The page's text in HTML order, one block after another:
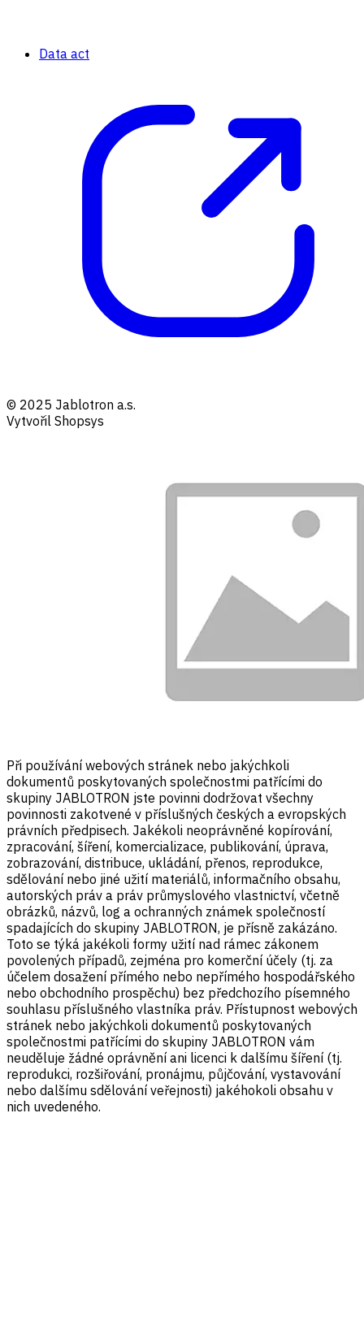
Data act
© 2025 Jablotron a.s.
Vytvořil Shopsys
Při používání webových stránek nebo jakýchkoli
dokumentů poskytovaných společnostmi patřícími do
skupiny JABLOTRON jste povinni dodržovat všechny
povinnosti zakotvené v příslušných českých a evropských
právních předpisech. Jakékoli neoprávněné kopírování,
zpracování, šíření, komercializace, publikování, úprava,
zobrazování, distribuce, ukládání, přenos, reprodukce,
sdělování nebo jiné užití materiálů, informačního obsahu,
autorských práv a práv průmyslového vlastnictví, včetně
obrázků, názvů, log a ochranných známek společností
spadajících do skupiny JABLOTRON, je přísně zakázáno.
Toto se týká jakékoli formy užití nad rámec zákonem
povolených případů, zejména pro komerční účely (tj. za
účelem dosažení přímého nebo nepřímého hospodářského
nebo obchodního prospěchu) bez předchozího písemného
souhlasu příslušného vlastníka práv. Přístupnost webových
stránek nebo jakýchkoli dokumentů poskytovaných
společnostmi patřícími do skupiny JABLOTRON vám
neuděluje žádné oprávnění ani licenci k dalšímu šíření (tj.
reprodukci, rozšiřování, pronájmu, půjčování, vystavování
nebo dalšímu sdělování veřejnosti) jakéhokoli obsahu v
nich uvedeného.